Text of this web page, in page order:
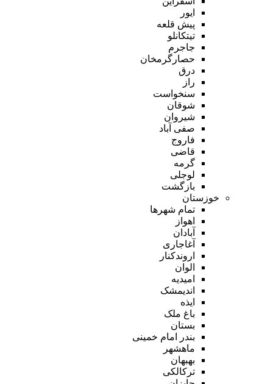
ایور
پیش قلعه
تیتکانلو
جاجرم
حصارگرمخان
درق
راز
سنخواست
شوقان
شیروان
صفی آباد
فاروج
قاضی
گرمه
لوجلی
بازگشت
خوزستان
تمام شهر‌ها
اهواز
آبادان
آغاجاری
اروندکنار
الوان
امیدیه
اندیمشک
ایذه
باغ ملک
بستان
بندر امام خمینی
ماهشهر
بهبهان
ترکالکی